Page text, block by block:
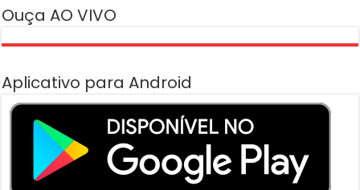
Ouça AO VIVO
Aplicativo para Android